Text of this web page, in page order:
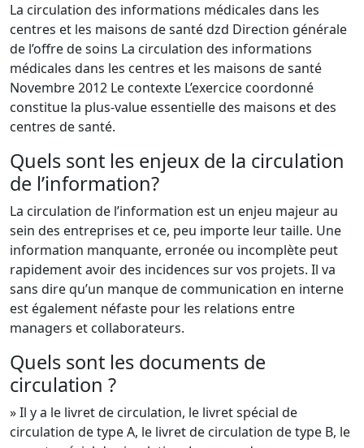
La circulation des informations médicales dans les
centres et les maisons de santé dzd Direction générale
de l’offre de soins La circulation des informations
médicales dans les centres et les maisons de santé
Novembre 2012 Le contexte L’exercice coordonné
constitue la plus-value essentielle des maisons et des
centres de santé.
Quels sont les enjeux de la circulation
de l’information?
La circulation de l’information est un enjeu majeur au
sein des entreprises et ce, peu importe leur taille. Une
information manquante, erronée ou incomplète peut
rapidement avoir des incidences sur vos projets. Il va
sans dire qu’un manque de communication en interne
est également néfaste pour les relations entre
managers et collaborateurs.
Quels sont les documents de
circulation ?
» Il y a le livret de circulation, le livret spécial de
circulation de type A, le livret de circulation de type B, le